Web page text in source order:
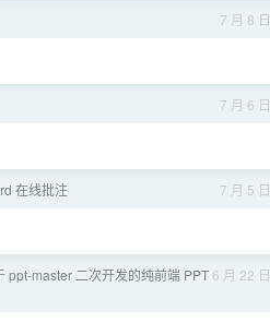
7 月 8 日
7 月 6 日
7 月 5 日
在线批注
6 月 22 日
master 二次开发的纯前端 PPT